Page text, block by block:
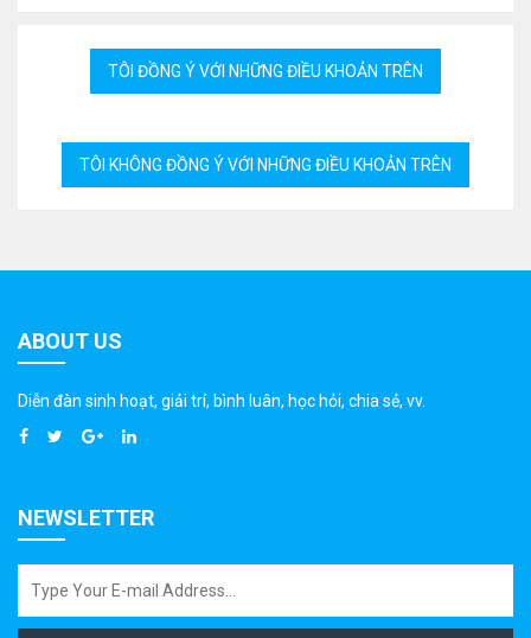
ABOUT US
Diễn đàn sinh hoạt, giải trí, bình luân, học hỏi, chia sẻ, vv.
NEWSLETTER